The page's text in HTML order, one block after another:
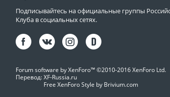
Подписывайтесь на официальные группы
Клуба в социальных сетях.
Forum software by XenForo™©2010-2016 XenForo Ltd.
Перевод:XF-Russia.ru
Free XenForo Style by Brivium.com